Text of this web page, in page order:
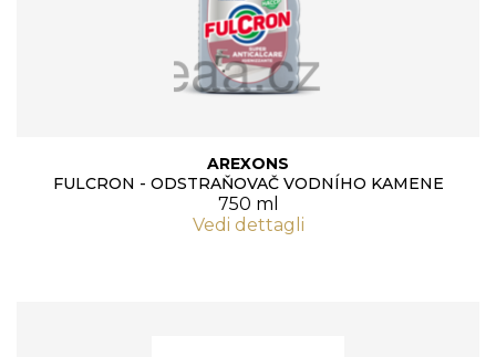
AREXONS
FULCRON - ODSTRAŇOVAČ VODNÍHO KAMENE
750 ml
Vedi dettagli